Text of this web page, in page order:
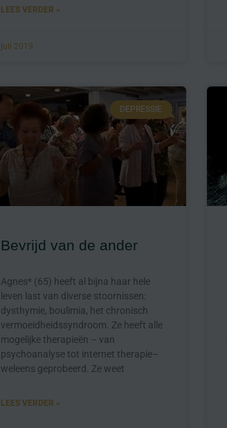
LEES VERDER »
juli 2019
DEPRESSIE
Bevrijd van de ander
Agnes* (65) heeft al bijna haar hele
leven last van diverse stoornissen:
dysthymie, boulimia, het chronisch
vermoeidheidssyndroom. Ze heeft alle
mogelijke therapieën – van
psychoanalyse tot internet therapie–
weleens geprobeerd. Ze weet
LEES VERDER »